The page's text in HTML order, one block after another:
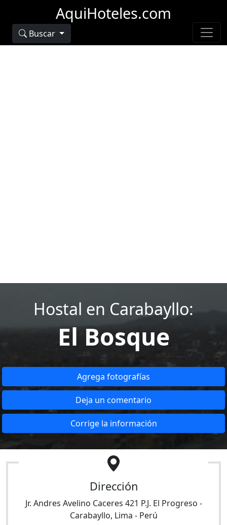
AquiHoteles.com
Buscar
Hostal en Carabayllo:
El Bosque
Agrega fotografías
Deja un comentario
Corrige la información
Dirección
Jr. Andres Avelino Caceres 421 P.J. El Progreso -
Carabayllo, Lima - Perú